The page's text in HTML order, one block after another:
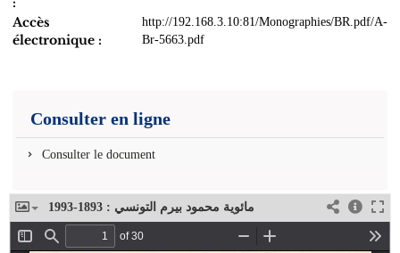
Accès
électronique :
http://192.168.3.10:81/Monographies/BR.pdf/A-
Br-5663.pdf
Consulter en ligne
Consulter le document
مائوية محمود بيرم التونسي : 1893-1993